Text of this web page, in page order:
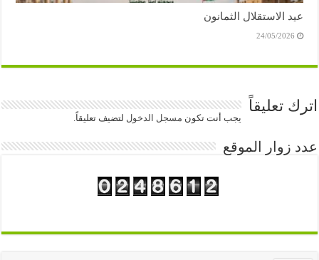
عيد الاستقلال الثمانون
24/05/2026
اترك تعليقاً
يجب أنت تكون مسجل الدخول لتضيف تعليقاً.
عدد زوار الموقع